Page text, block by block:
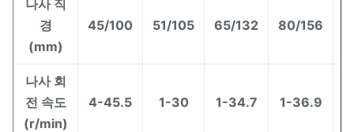
나사 직
경
(mm)
45/100 51/105 65/132 80/156
나사 회
전 속도
(r/min)
4-45.5 1-30 1-34.7 1-36.9